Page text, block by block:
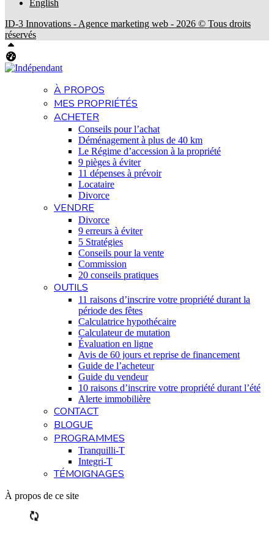
English
ID-3 Innovations - Agence marketing web - 2026 © Tous droits
réservés
À PROPOS
MES PROPRIÉTÉS
ACHETER
Conseils pour l’achat
Déménagement à plus de 40 km
Le Régime d’accession à la propriété
9 pièges à éviter
11 dépenses à prévoir
Locataire
Divorce
VENDRE
Divorce
9 erreurs à éviter
5 Stratégies
Conseils pour la vente
Commission
20 conseils pratiques
OUTILS
11 raisons d’inscrire votre propriété durant la
période des fêtes
Calculatrice hypothécaire
Calculateur de mutation
Évaluation en ligne
Avis de 60 jours et reprise de financement
Guide de l’acheteur
Guide du vendeur
10 raisons d’inscrire votre propriété durant l’été
Alerte immobilière
CONTACT
BLOGUE
PROGRAMMES
Tranquilli-T
Integri-T
TÉMOIGNAGES
À propos de ce site